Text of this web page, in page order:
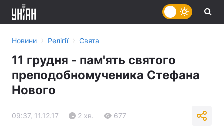
Новини › Релігії › Свята
11 грудня - пам'ять святого
преподобномученика Стефана
Нового
09:37, 11.12.17 2 хв. 677